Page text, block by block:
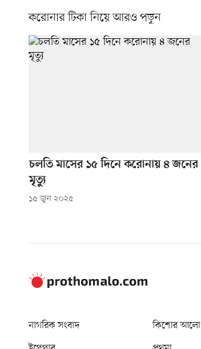
করোনার টিকা নিয়ে আরও পড়ুন
চলতি মাসের ১৫ দিনে করোনায় ৪ জনের
মৃত্যু
১৫ জুন ২০২৫
নাগরিক সংবাদ কিশোর আলো